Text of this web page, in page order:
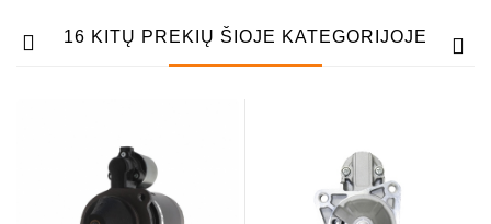
16 KITŲ PREKIŲ ŠIOJE KATEGORIJOJE